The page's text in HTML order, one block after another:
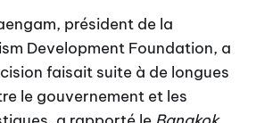
président de la
Development Foundation, a
faisait suite à de longues
le gouvernement et les